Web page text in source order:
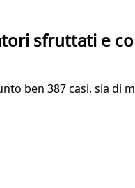
sfruttati e
ben 387 casi, sia